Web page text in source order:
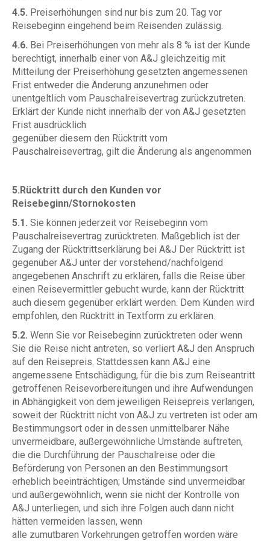
4.5. Preiserhöhungen sind nur bis zum 20. Tag vor
Reisebeginn eingehend beim Reisenden zulässig.
4.6. Bei Preiserhöhungen von mehr als 8 % ist der Kunde
berechtigt, innerhalb einer von A&J gleichzeitig mit
Mitteilung der Preiserhöhung gesetzten angemessenen
Frist entweder die Änderung anzunehmen oder
unentgeltlich vom Pauschalreisevertrag zurückzutreten.
Erklärt der Kunde nicht innerhalb der von A&J gesetzten
Frist ausdrücklich
gegenüber diesem den Rücktritt vom
Pauschalreisevertrag, gilt die Änderung als angenommen
5.Rücktritt durch den Kunden vor
Reisebeginn/Stornokosten
5.1. Sie können jederzeit vor Reisebeginn vom
Pauschalreisevertrag zurücktreten. Maßgeblich ist der
Zugang der Rücktrittserklärung bei A&J Der Rücktritt ist
gegenüber A&J unter der vorstehend/nachfolgend
angegebenen Anschrift zu erklären, falls die Reise über
einen Reisevermittler gebucht wurde, kann der Rücktritt
auch diesem gegenüber erklärt werden. Dem Kunden wird
empfohlen, den Rücktritt in Textform zu erklären.
5.2. Wenn Sie vor Reisebeginn zurücktreten oder wenn
Sie die Reise nicht antreten, so verliert A&J den Anspruch
auf den Reisepreis. Stattdessen kann A&J eine
angemessene Entschädigung, für die bis zum Reiseantritt
getroffenen Reisevorbereitungen und ihre Aufwendungen
in Abhängigkeit von dem jeweiligen Reisepreis verlangen,
soweit der Rücktritt nicht von A&J zu vertreten ist oder am
Bestimmungsort oder in dessen unmittelbarer Nähe
unvermeidbare, außergewöhnliche Umstände auftreten,
die die Durchführung der Pauschalreise oder die
Beförderung von Personen an den Bestimmungsort
erheblich beeinträchtigen; Umstände sind unvermeidbar
und außergewöhnlich, wenn sie nicht der Kontrolle von
A&J unterliegen, und sich ihre Folgen auch dann nicht
hätten vermeiden lassen, wenn
alle zumutbaren Vorkehrungen getroffen worden wäre